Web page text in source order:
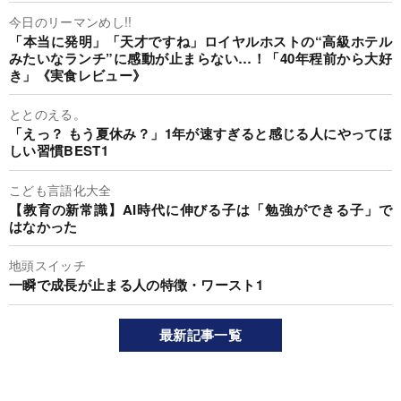
今日のリーマンめし!!
「本当に発明」「天才ですね」ロイヤルホストの“高級ホテル
みたいなランチ”に感動が止まらない…！「40年程前から大好
き」《実食レビュー》
ととのえる。
「えっ？ もう夏休み？」1年が速すぎると感じる人にやってほ
しい習慣BEST1
こども言語化大全
【教育の新常識】AI時代に伸びる子は「勉強ができる子」で
はなかった
地頭スイッチ
一瞬で成長が止まる人の特徴・ワースト1
最新記事一覧